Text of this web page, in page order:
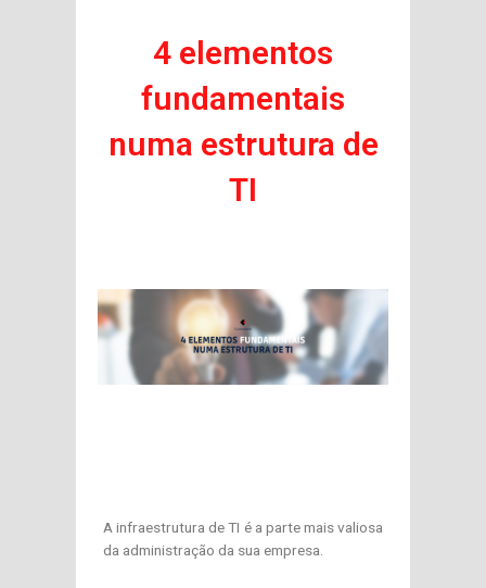
4 elementos
fundamentais
numa estrutura de
TI
A infraestrutura de TI é a parte mais valiosa
da administração da sua empresa.